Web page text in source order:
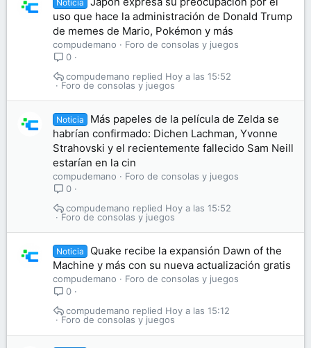
Noticia
uso que hace la administración de Donald Trump
de memes de Mario, Pokémon y más
compudemano
Foro de consolas y juegos
0
Foro de consolas y juegos
Hoy a las 15:52
compudemano
Noticia
Más papeles de la película de Zelda se
habrían confirmado: Dichen Lachman, Yvonne
Strahovski y el recientemente fallecido Sam Neill
estarían en la cin
compudemano
Foro de consolas y juegos
0
Foro de consolas y juegos
Hoy a las 15:52
compudemano
Noticia
Quake recibe la expansión Dawn of the
Machine y más con su nueva actualización gratis
compudemano
Foro de consolas y juegos
0
Foro de consolas y juegos
Hoy a las 15:12
compudemano